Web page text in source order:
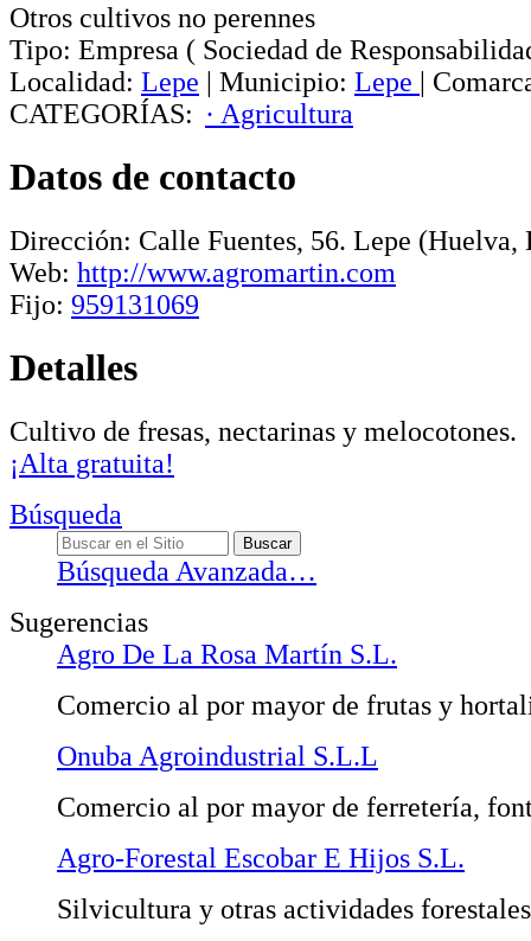
Otros cultivos no perennes
Tipo: Empresa ( Sociedad de
Localidad: Lepe | Municipio: Lepe |
CATEGORÍAS: · Agricultura
Datos de contacto
Dirección: Calle Fuentes, 56. Lepe (Huelva,
Web: http://www.agromartin.com
Fijo: 959131069
Detalles
Cultivo de fresas, nectarinas y melocotones.
¡Alta gratuita!
Búsqueda
Búsqueda Avanzada…
Sugerencias
Agro De La Rosa Martín S.L.
Comercio al por mayor de frutas y
Onuba Agroindustrial S.L.L
Comercio al por mayor de ferretería,
Agro-Forestal Escobar E Hijos S.L.
Silvicultura y otras actividades forestales